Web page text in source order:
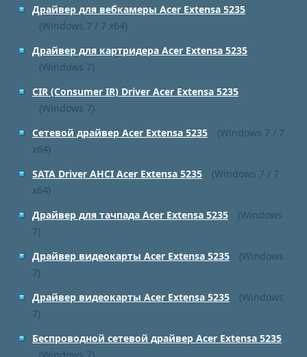
Драйвер для вебкамеры Acer Extensa 5235
(Windows 7 / 7 x64)
Драйвер для картридера Acer Extensa 5235
(Windows 7)
CIR (Consumer IR) Driver Acer Extensa 5235
(Windows 7)
Сетевой драйвер Acer Extensa 5235
(Windows 7 / 7
x64)
SATA Driver AHCI Acer Extensa 5235
(Windows 7 / 7
x64)
Драйвер для тачпада Acer Extensa 5235
(Windows
7)
Драйвер видеокарты Acer Extensa 5235
(Windows
7)
Драйвер видеокарты Acer Extensa 5235
(Windows
7)
Беспроводной сетевой драйвер Acer Extensa 5235